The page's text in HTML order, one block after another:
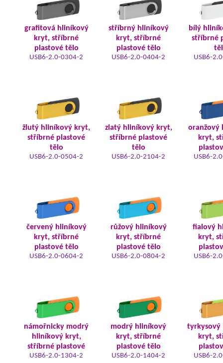
grafitová hliníkový
kryt, stříbrné
plastové tělo
USB6-2.0-0304-2
stříbrný hliníkový
kryt, stříbrné
plastové tělo
USB6-2.0-0404-2
bílý
stříbrné
USB6-
žlutý hliníkový kryt,
stříbrné plastové
tělo
USB6-2.0-0504-2
zlatý hliníkový kryt,
stříbrné plastové
tělo
USB6-2.0-2104-2
oranžový
kryt,
USB6-
červený hliníkový
kryt, stříbrné
plastové tělo
USB6-2.0-0604-2
růžový hliníkový
kryt, stříbrné
plastové tělo
USB6-2.0-0804-2
fialový
kryt,
USB6-
námořnicky modrý
hliníkový kryt,
stříbrné plastové
USB6-2.0-1304-2
modrý hliníkový
kryt, stříbrné
plastové tělo
USB6-2.0-1404-2
tyrkysový
kryt,
USB6-